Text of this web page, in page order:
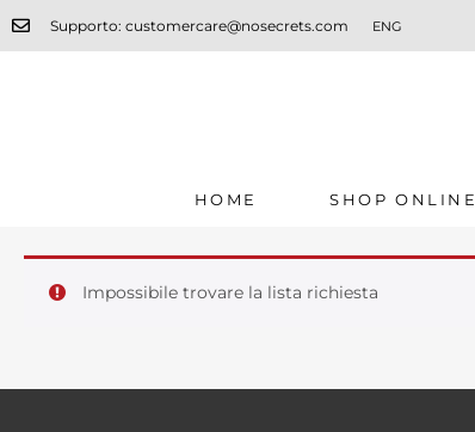
Supporto: customercare@nosecrets.com ENG
HOME SHOP ONLINE
Impossibile trovare la lista richiesta